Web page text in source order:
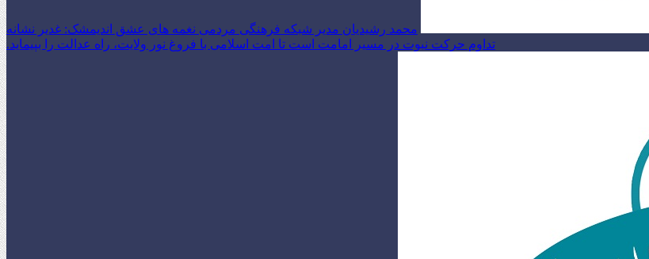
محمد رشیدیان مدیر شبکه فرهنگی مردمی نغمه های عشق اندیمشک: غدیر نشانه
تداوم حرکت نبوت در مسیر امامت است تا امت اسلامی با فروغ نور ولایت، راه عدالت را بپیماید.